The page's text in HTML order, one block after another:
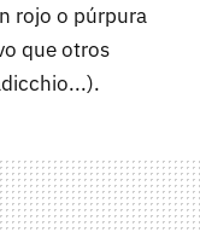
rojo o púrpura
que otros